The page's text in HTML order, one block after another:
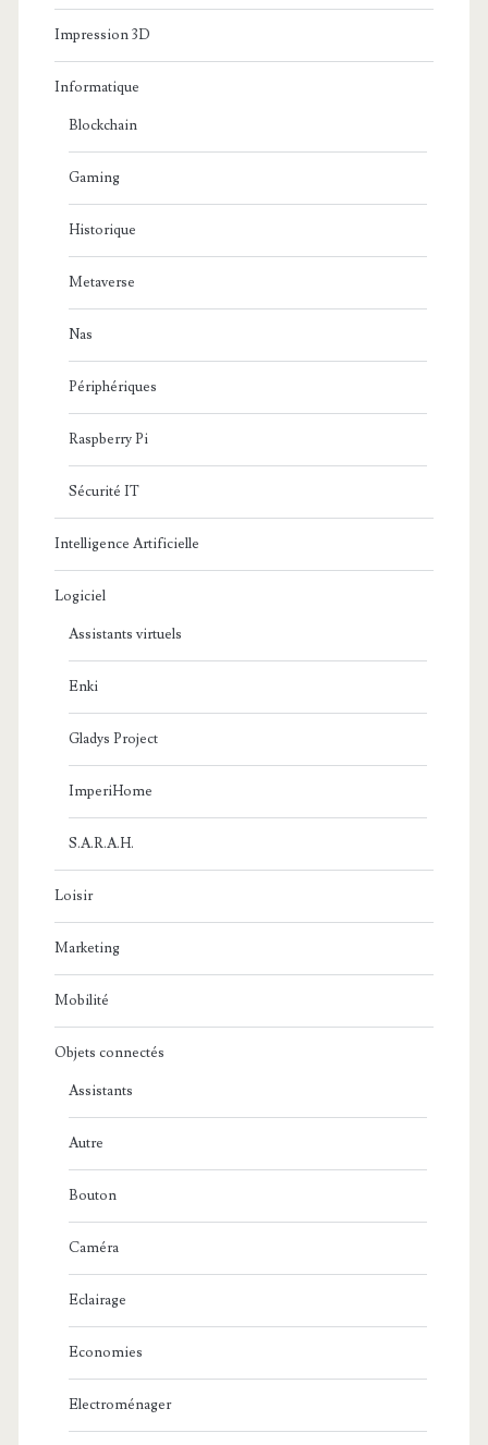
Impression 3D
Informatique
Blockchain
Gaming
Historique
Metaverse
Nas
Périphériques
Raspberry Pi
Sécurité IT
Intelligence Artificielle
Logiciel
Assistants virtuels
Enki
Gladys Project
ImperiHome
S.A.R.A.H.
Loisir
Marketing
Mobilité
Objets connectés
Assistants
Autre
Bouton
Caméra
Eclairage
Economies
Electroménager